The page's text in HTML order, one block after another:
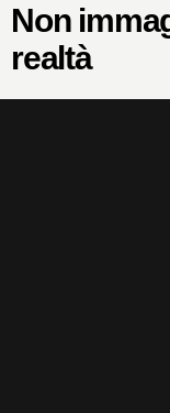
Non
realtà